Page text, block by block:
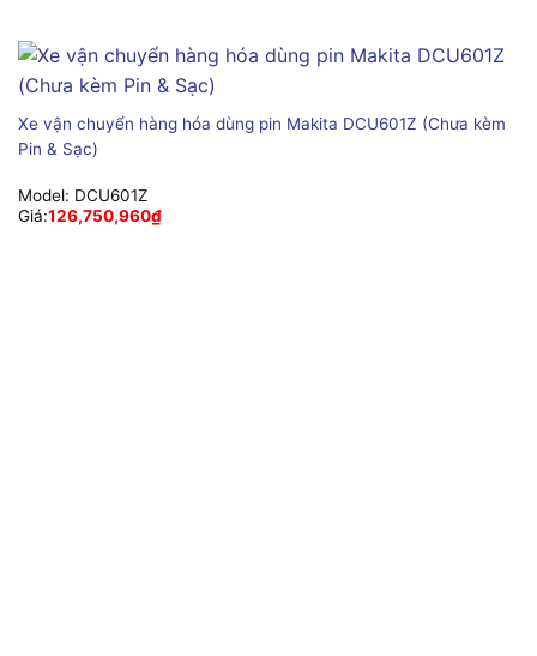
Xe vận chuyển hàng hóa dùng pin Makita DCU601Z (Chưa kèm
Pin & Sạc)
Model: DCU601Z
Giá:126,750,960₫